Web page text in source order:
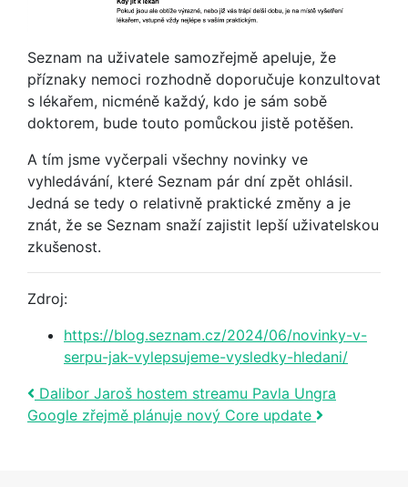
Seznam na uživatele samozřejmě apeluje, že
příznaky nemoci rozhodně doporučuje konzultovat
s lékařem, nicméně každý, kdo je sám sobě
doktorem, bude touto pomůckou jistě potěšen.
A tím jsme vyčerpali všechny novinky ve
vyhledávání, které Seznam pár dní zpět ohlásil.
Jedná se tedy o relativně praktické změny a je
znát, že se Seznam snaží zajistit lepší uživatelskou
zkušenost.
Zdroj:
https://blog.seznam.cz/2024/06/novinky-v-
serpu-jak-vylepsujeme-vysledky-hledani/
Post navigation
Dalibor Jaroš hostem streamu Pavla Ungra
Google zřejmě plánuje nový Core update